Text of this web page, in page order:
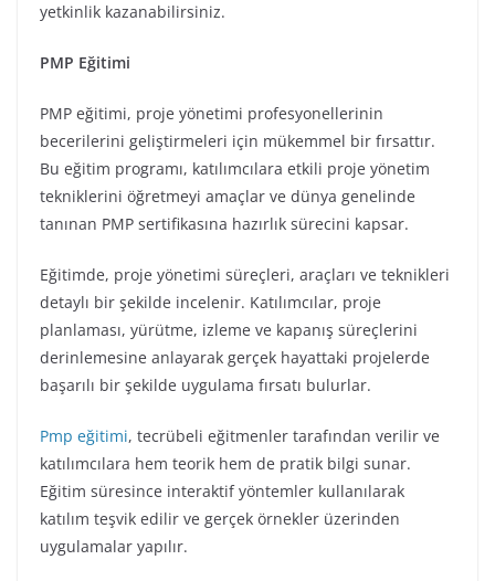
yetkinlik kazanabilirsiniz.
PMP Eğitimi
PMP eğitimi, proje yönetimi profesyonellerinin
becerilerini geliştirmeleri için mükemmel bir fırsattır.
Bu eğitim programı, katılımcılara etkili proje yönetim
tekniklerini öğretmeyi amaçlar ve dünya genelinde
tanınan PMP sertifikasına hazırlık sürecini kapsar.
Eğitimde, proje yönetimi süreçleri, araçları ve teknikleri
detaylı bir şekilde incelenir. Katılımcılar, proje
planlaması, yürütme, izleme ve kapanış süreçlerini
derinlemesine anlayarak gerçek hayattaki projelerde
başarılı bir şekilde uygulama fırsatı bulurlar.
Pmp eğitimi, tecrübeli eğitmenler tarafından verilir ve
katılımcılara hem teorik hem de pratik bilgi sunar.
Eğitim süresince interaktif yöntemler kullanılarak
katılım teşvik edilir ve gerçek örnekler üzerinden
uygulamalar yapılır.